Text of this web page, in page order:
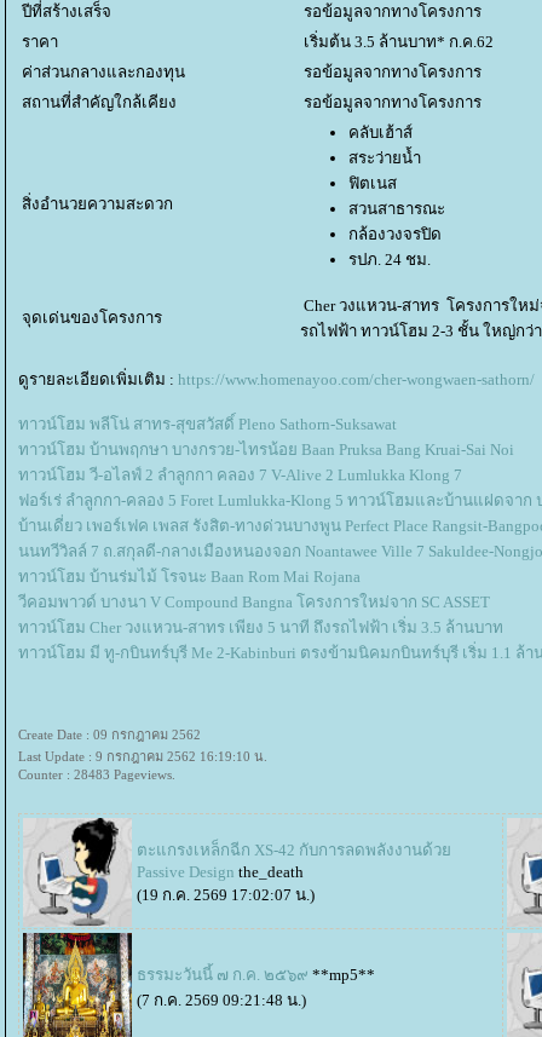
ปีที่สร้างเสร็จ
รอข้อมูลจากทางโครงการ
ราคา
เริ่มต้น 3.5 ล้านบาท* ก.ค.62
ค่าส่วนกลางและกองทุน
รอข้อมูลจากทางโครงการ
สถานที่สำคัญใกล้เคียง
รอข้อมูลจากทางโครงการ
สิ่งอำนวยความสะดวก
คลับเฮ้าส์
สระว่ายน้ำ
ฟิตเนส
สวนสาธารณะ
กล้องวงจรปิด
รปภ. 24 ชม.
จุดเด่นของโครงการ
Cher วงแหวน-สาทร โครงการใหม่
รถไฟฟ้า ทาวน์โฮม 2-3 ชั้น ใหญ่กว่
ดูรายละเอียดเพิ่มเติม : https://www.homenayoo.com/cher-wongwaen-sathorn/
ทาวน์โฮม พลีโน่ สาทร-สุขสวัสดิ์ Pleno Sathorn-Suksawat
ทาวน์โฮม บ้านพฤกษา บางกรวย-ไทรน้อย Baan Pruksa Bang Kruai-Sai Noi
ทาวน์โฮม วี-อไลฟ์ 2 ลำลูกกา คลอง 7 V-Alive 2 Lumlukka Klong 7
ฟอร์เร่ ลำลูกกา-คลอง 5 Foret Lumlukka-Klong 5 ทาวน์โฮมและบ้านแฝดจาก
บ้านเดี่ยว เพอร์เฟค เพลส รังสิต-ทางด่วนบางพูน Perfect Place Rangsit-
นนทวีวิลล์ 7 ถ.สกุลดี-กลางเมืองหนองจอก Noantawee Ville 7 Sakuldee-
ทาวน์โฮม บ้านร่มไม้ โรจนะ Baan Rom Mai Rojana
วีคอมพาวด์ บางนา V Compound Bangna โครงการใหม่จาก SC ASSET
ทาวน์โฮม Cher วงแหวน-สาทร เพียง 5 นาที ถึงรถไฟฟ้า เริ่ม 3.5 ล้านบาท
ทาวน์โฮม มี ทู-กบินทร์บุรี Me 2-Kabinburi ตรงข้ามนิคมกบินทร์บุรี เริ่ม 1.1 ล้า
Create Date : 09 กรกฎาคม 2562
Last Update : 9 กรกฎาคม 2562 16:19:10 น.
Counter : 28483 Pageviews.
ตะแกรงเหล็กฉีก XS-42 กับการลดพลังงานด้ว
Passive Design the_death
(19 ก.ค. 2569 17:02:07 น.)
ธรรมะวันนี้ ๗ ก.ค. ๒๕๖๙ **mp5**
(7 ก.ค. 2569 09:21:48 น.)